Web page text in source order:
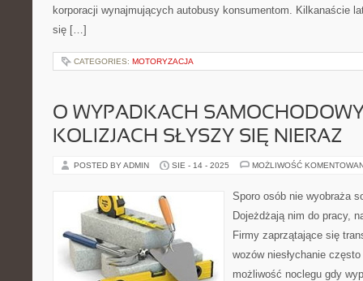
korporacji wynajmujących autobusy konsumentom. Kilkanaście
się […]
CATEGORIES: MOTORYZACJA
O WYPADKACH
KOLIZJACH SŁYSZY SIĘ NIERAZ
POSTED BY ADMIN SIE - 14 - 2025 MOŻLIWOŚĆ
Sporo osób nie wyobraża
Dojeżdżają nim do pracy,
Firmy zaprzątające się
wozów niesłychanie
możliwość noclegu gdy